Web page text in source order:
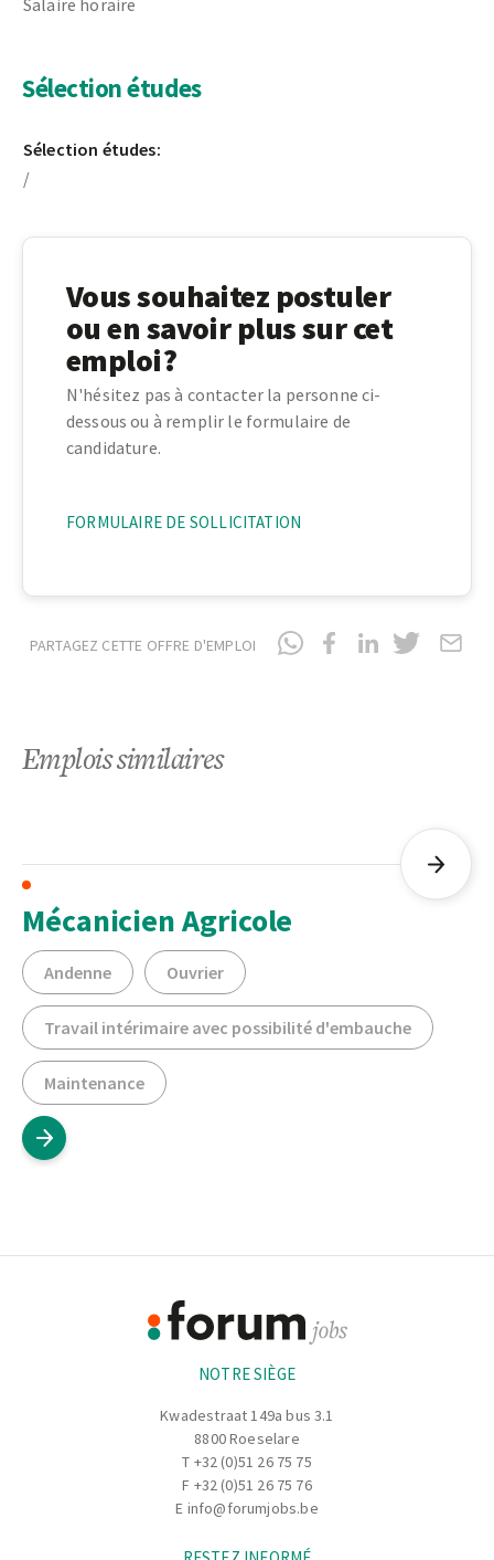
Salaire horaire
Sélection études
Sélection études:
/
Vous souhaitez postuler
ou en savoir plus sur cet
emploi?
N'hésitez pas à contacter la personne ci-
dessous ou à remplir le formulaire de
candidature.
FORMULAIRE DE SOLLICITATION
PARTAGEZ CETTE OFFRE D'EMPLOI
Emplois similaires
Mécanicien Agricole
Andenne Ouvrier
Travail intérimaire avec possibilité d'embauche
Maintenance
NOTRE SIÈGE
Kwadestraat 149a bus 3.1
8800 Roeselare
T +32 (0)51 26 75 75
F +32 (0)51 26 75 76
E info@forumjobs.be